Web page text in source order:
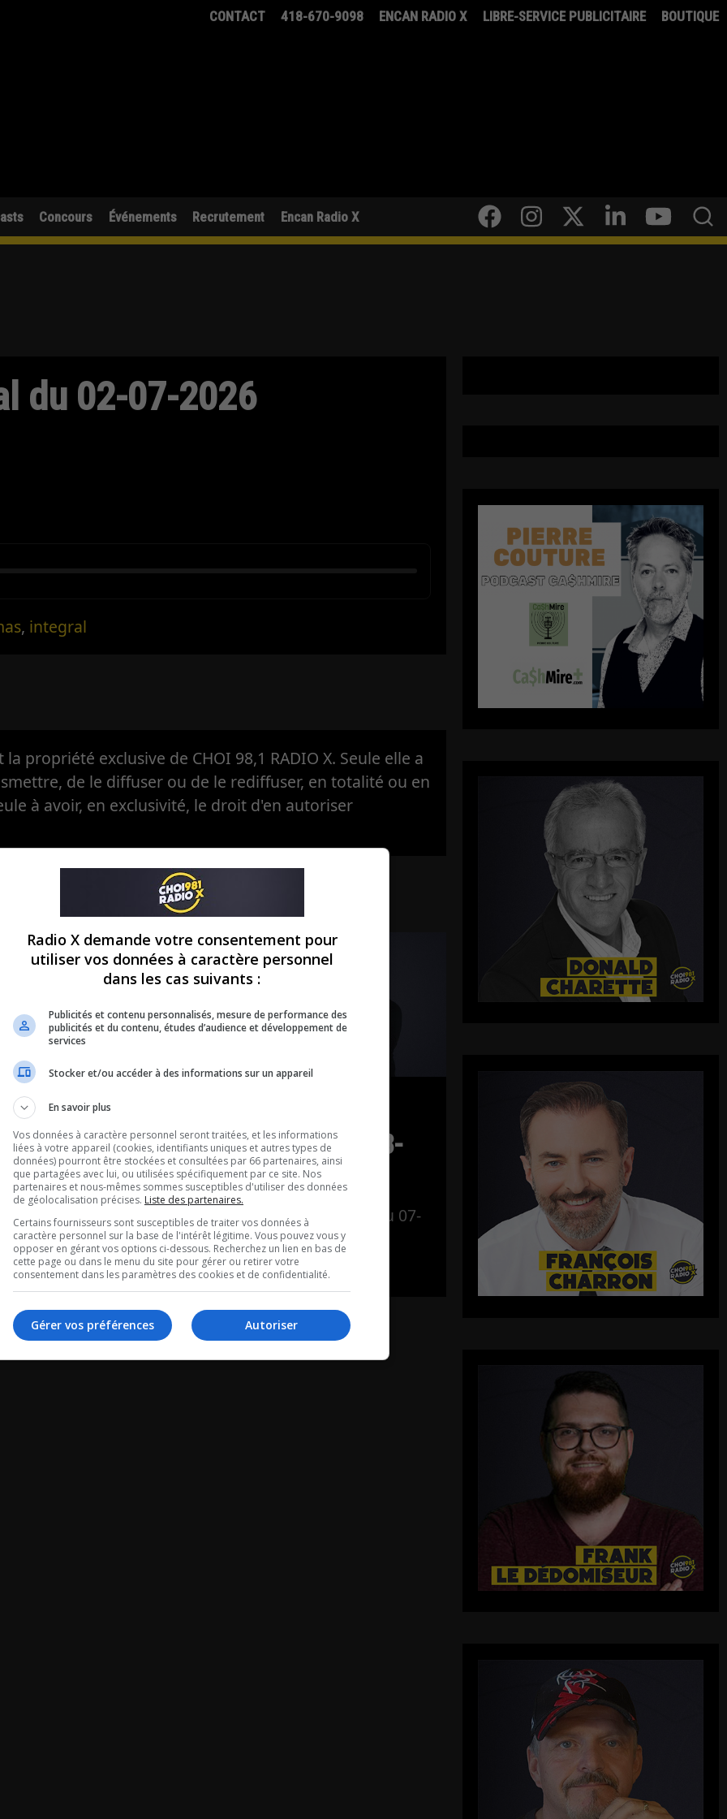
CONTACT 418-670-9098 ENCAN RADIO X LIBRE-SERVICE PUBLICITAIRE BOUTIQUE
Concours Événements Recrutement Encan Radio X
du 02-07-2026
, integral
propriété exclusive de CHOI 98,1 RADIO X. Seule elle a
de le diffuser ou de le rediffuser, en totalité ou en
à avoir, en exclusivité, le droit d'en autoriser
dans le mid
du 07-08-
le mid - Intégral
Intégral du 07-08-
2026
Maurais Live - Intégral du 07-
08-2026
Radio X demande votre consentement pour
utiliser vos données à caractère personnel
dans les cas suivants :
Publicités et contenu personnalisés, mesure de performance des
publicités et du contenu, études d’audience et développement de
services
Stocker et/ou accéder à des informations sur un appareil
En savoir plus
Vos données à caractère personnel seront traitées, et les informations
liées à votre appareil (cookies, identifiants uniques et autres types de
données) pourront être stockées et consultées par 66 partenaires, ainsi
que partagées avec lui, ou utilisées spécifiquement par ce site. Nos
partenaires et nous-mêmes sommes susceptibles d'utiliser des données
de géolocalisation précises. Liste des partenaires.
Certains fournisseurs sont susceptibles de traiter vos données à
caractère personnel sur la base de l'intérêt légitime. Vous pouvez vous y
opposer en gérant vos options ci-dessous. Recherchez un lien en bas de
cette page ou dans le menu du site pour gérer ou retirer votre
consentement dans les paramètres des cookies et de confidentialité.
Autoriser
Gérer vos préférences